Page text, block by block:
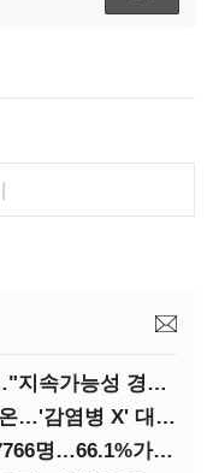
저출산, 성장·분배 '난제' 직면…"지속가능성 경고등"
짧아진 팬데믹 주기, 치솟는 기온…'감염병 X' 대비해야
지난해 응급실 찾은 중독환자 7766명…66.1%가 '의도적 중독'